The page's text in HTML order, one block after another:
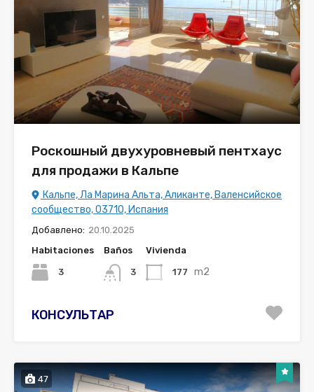
Роскошный двухуровневый пентхаус
для продажи в Кальпе
Кальпе, Ла Марина Альта, Аликанте, Валенсийское
сообщество, 03710, Испания
Добавлено: 20.10.2025
Habitaciones
3
Baños
3
Vivienda
177 m2
КОНСУЛЬТАР
47